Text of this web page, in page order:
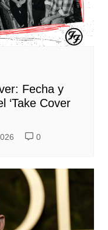
Fecha y
‘Take Cover
0